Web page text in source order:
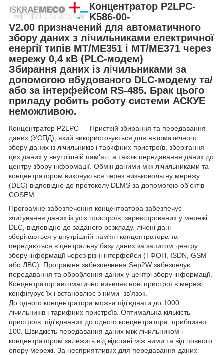
Концентратор P2LPC-
K586-00-
V2.00 призначений для автоматичного
збору даних з лічильниками електричної
енергії типів MT/ME351 і MT/ME371 через
мережу 0,4 кВ (PLC-модем)
Збирання даних із лічильниками за
допомогою вбудованого DLC-модему та/
або за інтерфейсом RS-485. Брак цього
приладу робить роботу системи АСКУЕ
неможливою.
Концентратор P2LPC — Пристрій збирання та передавання
даних (УСПД), який використовується для автоматичного
збору даних із лічильників і тарифних пристроїв, зберігання
цих даних у внутрішній пам'яті, а також передавання даних до
центру збору інформації. Обмін даними між лічильниками та
концентратором виконується через низьковольтну мережу
(DLC) відповідно до протоколу DLMS за допомогою об'єктів
COSEM.
Програмне забезпечення концентратора забезпечує
зчитування даних із усіх пристроїв, зареєстрованих у мережі
DLC, відповідно до заданого розкладу. лічені дані
зберігаються у внутрішній пам'яті концентратора та
передаються в центральну базу даних за запитом центру
збору інформації через різні інтерфейси (ТФОП, ISDN, GSM
або ЛВС). Програмне забезпечення Sep2W забезпечує
передавання та оброблення даних у центрі збору інформації.
Концентратор автоматично виявляє нові пристрої в мережі,
конфігурує їх і встановлює з ними зв'язок.
До одного концентратора можна під'єднати до 1000
лічильників і тарифних пристроїв. Оптимальна кількість
пристроїв, під'єднаних до одного концентратора, приблизно
100. Швидкість передавання даних між лічильником і
концентратором залежить від відстані між ними та від повного
опору мережі. За несприятливих для передавання даних